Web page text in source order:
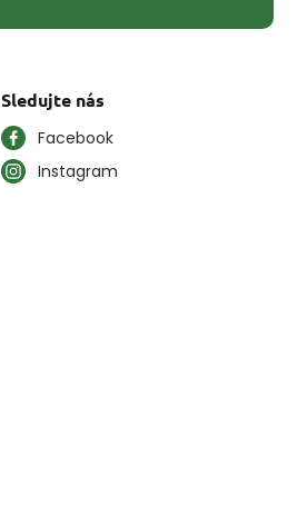
Sledujte nás
Facebook
Instagram